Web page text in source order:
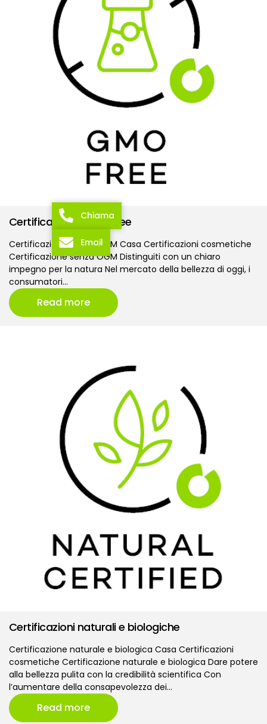
Certificazione OGM Free
Certificazione senza OGM Casa Certificazioni cosmetiche
Certificazione senza OGM Distinguiti con un chiaro
impegno per la natura Nel mercato della bellezza di oggi, i
consumatori…
Read more
Certificazioni naturali e biologiche
Certificazione naturale e biologica Casa Certificazioni
cosmetiche Certificazione naturale e biologica Dare potere
alla bellezza pulita con la credibilità scientifica Con
l’aumentare della consapevolezza dei…
Read more
Chiama
Email